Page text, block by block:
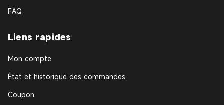
FAQ
Liens rapides
Mon compte
État et historique des commandes
Coupon